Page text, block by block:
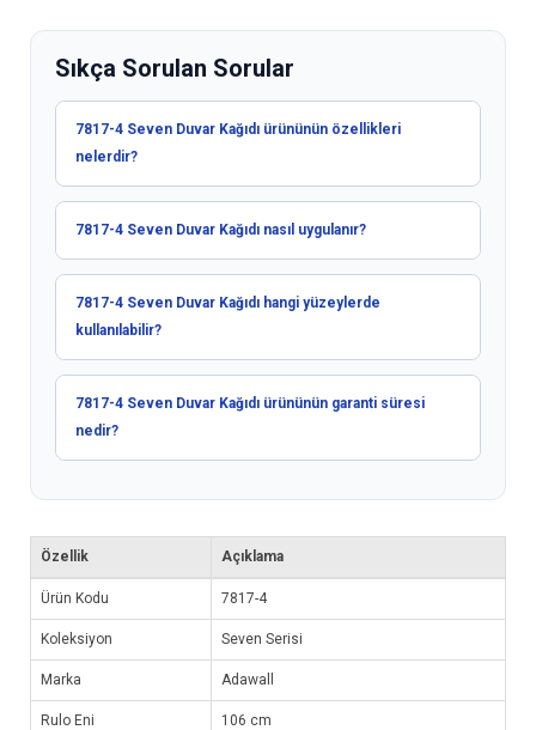
Sıkça Sorulan Sorular
7817-4 Seven Duvar Kağıdı ürününün özellikleri
nelerdir?
7817-4 Seven Duvar Kağıdı nasıl uygulanır?
7817-4 Seven Duvar Kağıdı hangi yüzeylerde
kullanılabilir?
7817-4 Seven Duvar Kağıdı ürününün garanti süresi
nedir?
Özellik Açıklama
Ürün Kodu 7817-4
Koleksiyon Seven Serisi
Marka Adawall
Rulo Eni 106 cm